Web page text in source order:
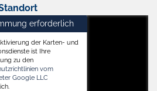
erforderlich
der Karten- und
ist Ihre
zu den
vom
Google LLC